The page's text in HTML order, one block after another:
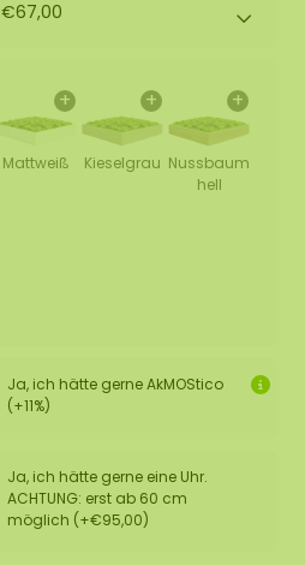
€67,00
+
Mattweiß
+
Kieselgrau
+
Nussbaum
hell
Ja, ich hätte gerne AkMOStico
(+11%)
Ja, ich hätte gerne eine Uhr.
ACHTUNG: erst ab 60 cm
möglich (+€95,00)